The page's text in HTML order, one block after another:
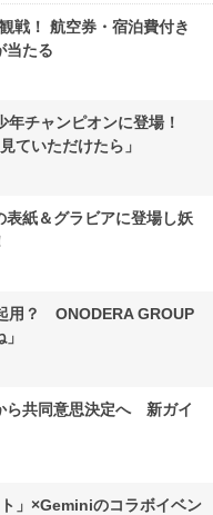
戦！ 航空券・宿泊費付き
当たる
年チャンピオンに登場！
ていただけたら」
紙＆グラビアに登場し妖
用？ ONODERA GROUP
ら共同意思決定へ 新ガイ
」×Geminiのコラボイベン